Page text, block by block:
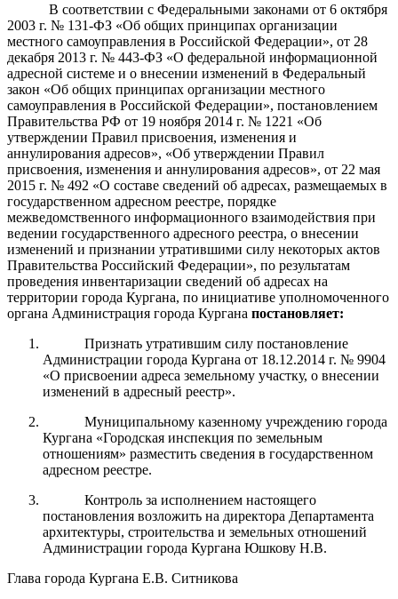
В соответствии с Федеральными законами от 6 октября
2003 г. № 131-ФЗ «Об общих принципах организации
местного самоуправления в Российской Федерации», от 28
декабря 2013 г. № 443-ФЗ «О федеральной информационной
адресной системе и о внесении изменений в Федеральный
закон «Об общих принципах организации местного
самоуправления в Российской Федерации», постановлением
Правительства РФ от 19 ноября 2014 г. № 1221 «Об
утверждении Правил присвоения, изменения и
аннулирования адресов», «Об утверждении Правил
присвоения, изменения и аннулирования адресов», от 22 мая
2015 г. № 492 «О составе сведений об адресах, размещаемых в
государственном адресном реестре, порядке
межведомственного информационного взаимодействия при
ведении государственного адресного реестра, о внесении
изменений и признании утратившими силу некоторых актов
Правительства Российский Федерации», по результатам
проведения инвентаризации сведений об адресах на
территории города Кургана, по инициативе уполномоченного
органа Администрация города Кургана постановляет:
Признать утратившим силу постановление
Администрации города Кургана от 18.12.2014 г. № 9904
«О присвоении адреса земельному участку, о внесении
изменений в адресный реестр».
Муниципальному казенному учреждению города
Кургана «Городская инспекция по земельным
отношениям» разместить сведения в государственном
адресном реестре.
Контроль за исполнением настоящего
постановления возложить на директора Департамента
архитектуры, строительства и земельных отношений
Администрации города Кургана Юшкову Н.В.
Глава города Кургана Е.В. Ситникова